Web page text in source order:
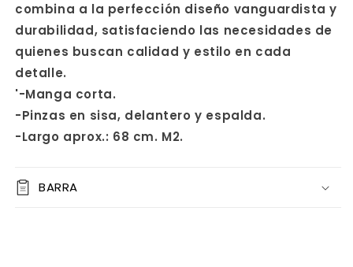
combina a la perfección diseño vanguardista y
durabilidad, satisfaciendo las necesidades de
quienes buscan calidad y estilo en cada
detalle.
'-Manga corta.
-Pinzas en sisa, delantero y espalda.
-Largo aprox.: 68 cm. M2.
BARRA